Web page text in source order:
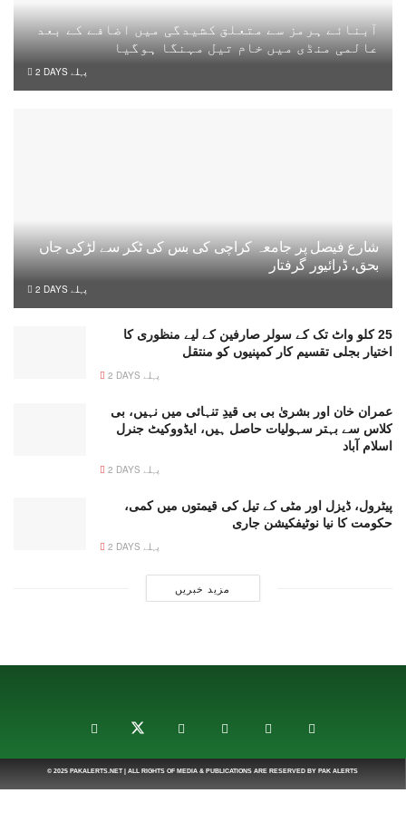
آبنائے ہرمز سے متعلق کشیدگی میں اضافے کے بعد
عالمی منڈی میں خام تیل مہنگا ہوگیا
2 DAYS پہلے
شارع فیصل پر جامعہ کراچی کی بس کی ٹکر سے لڑکی جاں
بحق، ڈرائیور گرفتار
2 DAYS پہلے
25 کلو واٹ تک کے سولر صارفین کے لیے منظوری کا
اختیار بجلی تقسیم کار کمپنیوں کو منتقل
2 DAYS پہلے
عمران خان اور بشریٰ بی بی قیدِ تنہائی میں نہیں، بی
کلاس سے بہتر سہولیات حاصل ہیں، ایڈووکیٹ جنرل
اسلام آباد
2 DAYS پہلے
پیٹرول، ڈیزل اور مٹی کے تیل کی قیمتوں میں کمی،
حکومت کا نیا نوٹیفکیشن جاری
2 DAYS پہلے
مزید خبریں
© 2025 PAKALERTS.NET| ALL RIGHTS OF MEDIA & PUBLICATIONS ARE RESERVED BY PAK ALERTS